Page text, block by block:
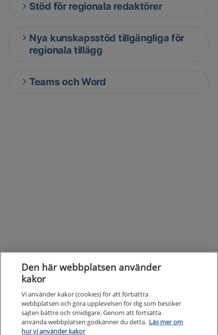
Stöd för regionala redaktörer
Nya kunskapsstöd tillgängliga för
regionala tillägg
Teams och Word
Kunskapsstöd
Den här webbplatsen använder
kakor
Vi använder kakor (cookies) för att förbättra
webbplatsen och göra upplevelsen för dig som besöker
sajten bättre och smidigare. Genom att fortsätta
använda webbplatsen godkänner du detta. Läs mer om
hur vi använder kakor